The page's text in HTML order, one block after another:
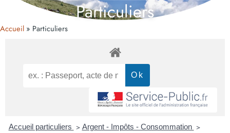
Particuliers
Accueil Particuliers
Accueil particuliers > Argent - Impôts - Consommation >